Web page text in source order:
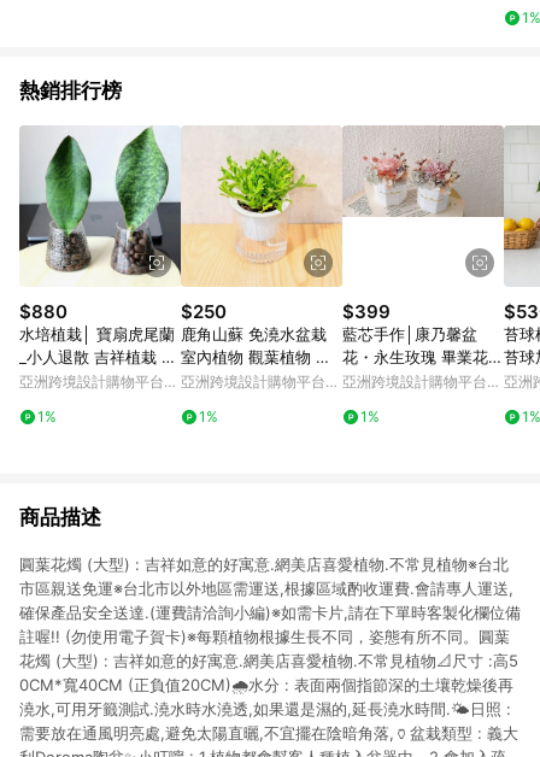
1%
熱銷排行榜
$880
水培植栽│ 寶扇虎尾蘭
_小人退散 吉祥植栽 室
內植物 辦公室盆栽
亞洲跨境設計購物平台
1%
$250
鹿角山蘇 免澆水盆栽
室內植物 觀葉植物 禮
物 辦公室小物
亞洲跨境設計購物平台
1%
$399
藍芯手作│康乃馨盆
花・永生玫瑰 畢業花束
生日禮物 母親節禮盒
亞洲跨境設計購物平台
1%
苔球
苔球
苔玉
亞洲
1%
商品描述
圓葉花燭 (大型) : 吉祥如意的好寓意.網美店喜愛植物.不常見植物※台北
市區親送免運※台北市以外地區需運送,根據區域酌收運費.會請專人運送,
確保產品安全送達.(運費請洽詢小編)※如需卡片,請在下單時客製化欄位備
註喔!! (勿使用電子賀卡)※每顆植物根據生長不同，姿態有所不同。圓葉
花燭 (大型) : 吉祥如意的好寓意.網美店喜愛植物.不常見植物📐尺寸 :高5
0CM*寬40CM (正負值20CM)🌧水分 : 表面兩個指節深的土壤乾燥後再
澆水,可用牙籤測試.澆水時水澆透,如果還是濕的,延長澆水時間.🌤日照 :
需要放在通風明亮處,避免太陽直曬,不宜擺在陰暗角落,🏺盆栽類型 : 義大